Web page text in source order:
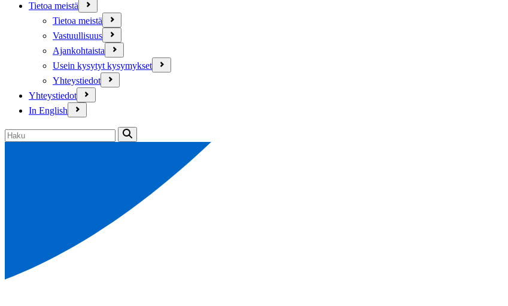
Tietoa meistä
Tietoa meistä
Vastuullisuus
Ajankohtaista
Usein kysytyt kysymykset
Yhteystiedot
Yhteystiedot
In English
Haku: